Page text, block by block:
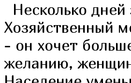
Несколько
Хозяйственный
- он хочет
желанию, женщин